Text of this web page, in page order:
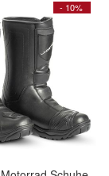
- 10%